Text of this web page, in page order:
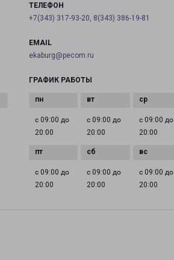
ТЕЛЕФОН
+7(343) 317-93-20, 8(343) 386-19-81
EMAIL
ekaburg@pecom.ru
ГРАФИК РАБОТЫ
с 09:00 до
20:00
с 09:00 до
20:00
с 09:00 до
20:00
с 09:00 до
20:00
с 09:00 до
20:00
с 09:00 до
20:00